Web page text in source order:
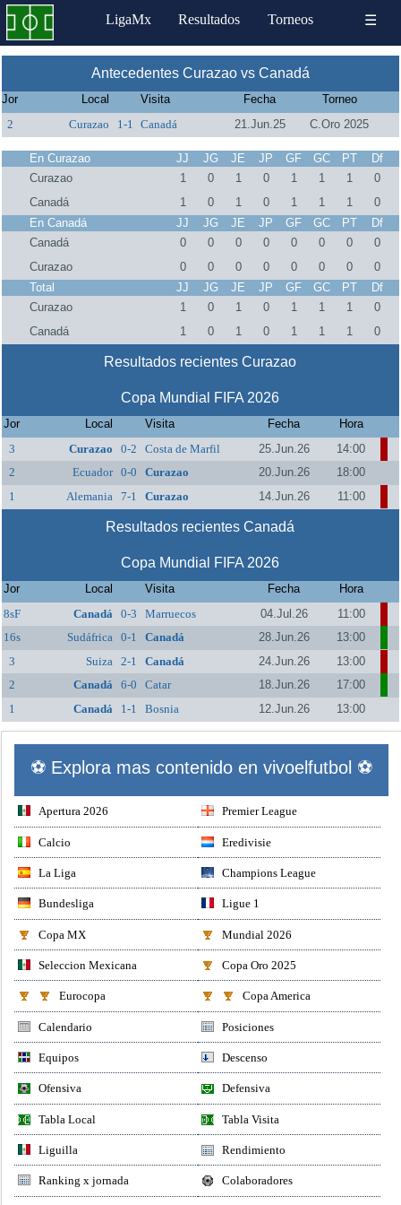
LigaMx Resultados Torneos ☰
Antecedentes Curazao vs Canadá
Jor Local Visita Fecha
Torneo
2
Curazao 1-1 Canadá 21.Jun.25 C.Oro 2025
En Curazao JJ JG JE JP GF GC PT
Df
Curazao
1 0 1 0 1 1 1
0
Canadá
1 0 1 0 1 1 1
0
En Canadá
JJ JG JE JP GF GC PT
Df
Canadá
0 0 0 0 0 0 0
0
Curazao
0 0 0 0 0 0 0
0
Total
JJ JG JE JP GF GC PT
Df
Curazao
1 0 1 0 1 1 1
0
Canadá
1 0 1 0 1 1 1 0
Resultados recientes Curazao
Copa Mundial FIFA 2026
Jor Local Visita Fecha
Hora
3
Curazao 0-2 Costa de Marfil 25.Jun.26
14:00
2
Ecuador 0-0 Curazao 20.Jun.26
18:00
1
Alemania 7-1 Curazao 14.Jun.26 11:00
Resultados recientes Canadá
Copa Mundial FIFA 2026
Jor Local Visita Fecha
Hora
8sF
Canadá 0-3 Marruecos 04.Jul.26
11:00
16s
Sudáfrica 0-1 Canadá 28.Jun.26
13:00
3
Suiza 2-1 Canadá 24.Jun.26
13:00
2
Canadá 6-0 Catar 18.Jun.26
17:00
1
Canadá 1-1 Bosnia 12.Jun.26 13:00
⚽ Explora mas contenido en vivoelfutbol ⚽
Apertura 2026 Premier League
Calcio Eredivisie
La Liga Champions League
Bundesliga Ligue 1
Copa MX Mundial 2026
Seleccion Mexicana Copa Oro 2025
Eurocopa Copa America
Calendario Posiciones
Equipos Descenso
Ofensiva Defensiva
Tabla Local Tabla Visita
Liguilla Rendimiento
Ranking x jornada Colaboradores